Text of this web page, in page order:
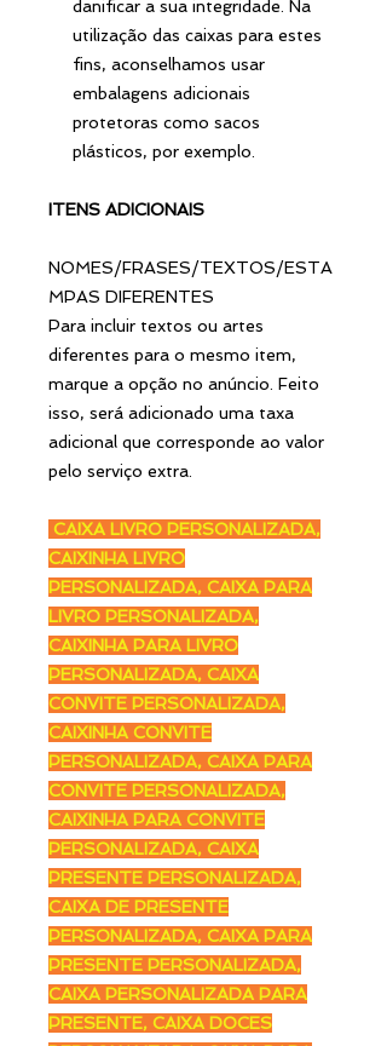
danificar a sua integridade. Na
utilização das caixas para estes
fins, aconselhamos usar
embalagens adicionais
protetoras como sacos
plásticos, por exemplo.
ITENS ADICIONAIS
NOMES/FRASES/TEXTOS/ESTA
MPAS DIFERENTES
Para incluir textos ou artes
diferentes para o mesmo item,
marque a opção no anúncio. Feito
isso, será adicionado uma taxa
adicional que corresponde ao valor
pelo serviço extra.
CAIXA LIVRO PERSONALIZADA,
CAIXINHA LIVRO
PERSONALIZADA, CAIXA PARA
LIVRO PERSONALIZADA,
CAIXINHA PARA LIVRO
PERSONALIZADA, CAIXA
CONVITE PERSONALIZADA,
CAIXINHA CONVITE
PERSONALIZADA, CAIXA PARA
CONVITE PERSONALIZADA,
CAIXINHA PARA CONVITE
PERSONALIZADA, CAIXA
PRESENTE PERSONALIZADA,
CAIXA DE PRESENTE
PERSONALIZADA, CAIXA PARA
PRESENTE PERSONALIZADA,
CAIXA PERSONALIZADA PARA
PRESENTE, CAIXA DOCES